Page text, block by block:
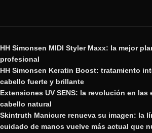
HH Simonsen MIDI Styler Maxx: la mejor
profesional
HH Simonsen Keratin Boost: tratamiento
cabello fuerte y brillante
Extensiones UV SENS: la revolución en las
cabello natural
Skintruth Manicure renueva su imagen: la
cuidado de manos vuelve más actual que